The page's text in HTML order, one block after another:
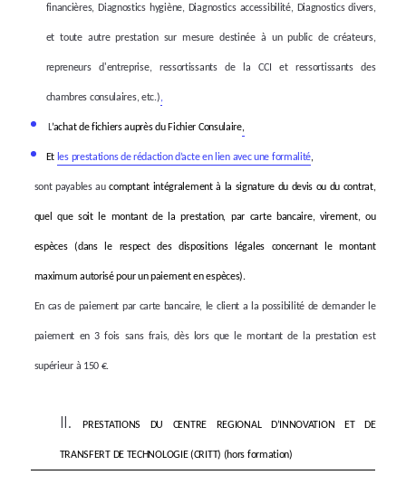
financières, Diagnostics hygiène, Diagnostics accessibilité, Diagnostics divers,
et toute autre prestation sur mesure destinée à un public de créateurs,
repreneurs d'entreprise, ressortissants de la CCI et ressortissants des
chambres consulaires, etc.),
L’achat de fichiers auprès du Fichier Consulaire,
Et les prestations de rédaction d’acte en lien avec une formalité,
sont payables aucomptant intégralement à la signature du devis ou du contrat,
quel que soit le montant de la prestation, par carte bancaire, virement, ou
espèces (dans le respect des dispositions légales concernant le montant
maximum autorisé pour un paiement en espèces).
En cas de paiement par carte bancaire, le client a la possibilité de demander le
paiement en 3 fois sans frais, dès lors que le montant de la prestation est
supérieur à 150 €.
PRESTATIONS DU CENTRE REGIONAL D’INNOVATION ET DE
TRANSFERT DE TECHNOLOGIE (CRITT) (hors formation)